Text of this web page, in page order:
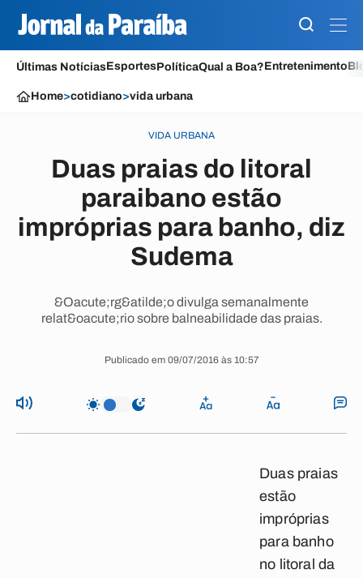
Últimas NotíciasEsportesPolíticaQual a Boa?Entretenimento
Home>cotidiano>vida urbana
VIDA URBANA
Duas praias do litoral
paraibano estão
impróprias para banho, diz
Sudema
&Oacute;rg&atilde;o divulga semanalmente
relat&oacute;rio sobre balneabilidade das praias.
Publicado em 09/07/2016 às 10:57
Duas praias
estão
impróprias
para banho
no litoral da